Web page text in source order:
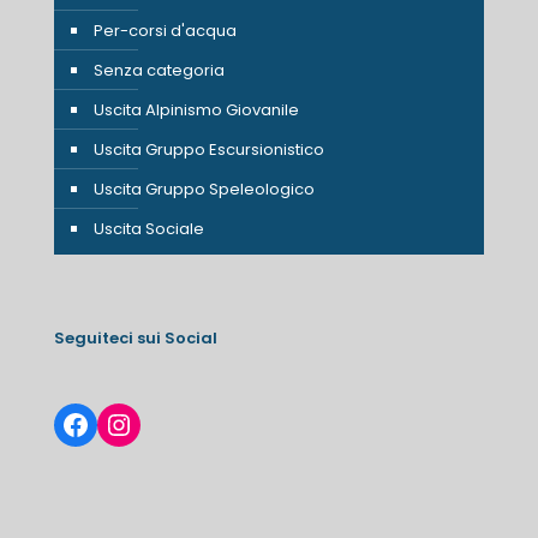
Per-corsi d'acqua
Senza categoria
Uscita Alpinismo Giovanile
Uscita Gruppo Escursionistico
Uscita Gruppo Speleologico
Uscita Sociale
Seguiteci sui Social
Facebook
Instagram